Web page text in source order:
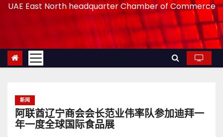
UAE East North headquarter Chamber of Commerce
新闻
阿联酋辽宁商会会长范业伟率队参加迪拜一
年一度全球国际食品展